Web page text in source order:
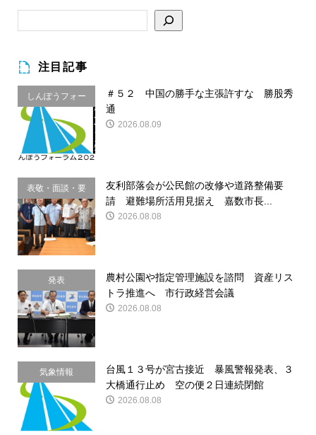
注目記事
しんぽうフォー
ラム
＃５２ 中国の勝手な主張許すな 勝股秀
通
2026.08.09
表敬・面談・要
請
友利部落会が公民館の改修や道路整備要
請 避難場所活用見据え 嘉数市長...
2026.08.08
発表
農村公園や指定管理施設を諮問 資産リス
トラ推進へ 市行政経営会議
2026.08.08
気象情報
台風１３号が宮古接近 暴風警報発表、３
大橋通行止め 空の便２日連続閉館
2026.08.08